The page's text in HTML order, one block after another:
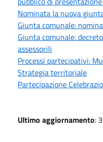
Nominata la nuova
Giunta comunale:
Giunta comunale:
assessorili
Processi partecipativi:
Strategia territoriale
Partecipazione
Ultimo aggiornamento: